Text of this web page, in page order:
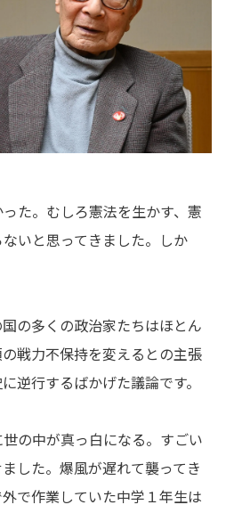
た。むしろ憲法を生かす、憲
いと思ってきました。しか
の多くの政治家たちはほとん
戦力不保持を変えるとの主張
逆行するばかげた議論です。
の中が真っ白になる。すごい
した。爆風が遅れて襲ってき
で作業していた中学１年生は